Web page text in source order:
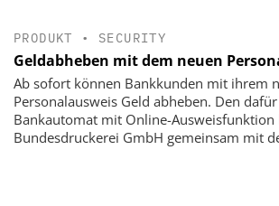
PRODUKT • SECURITY
Geldabheben mit dem neuen
Ab sofort können Bankkunden mit ihrem
Personalausweis Geld abheben. Den
Bankautomat mit Online-Ausweisfunktion
Bundesdruckerei GmbH gemeinsam mit